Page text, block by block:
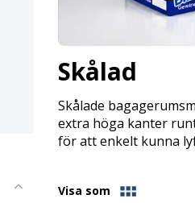
Skålad
Skålade
extra höga kanter
för att enkelt kunna
Visa som